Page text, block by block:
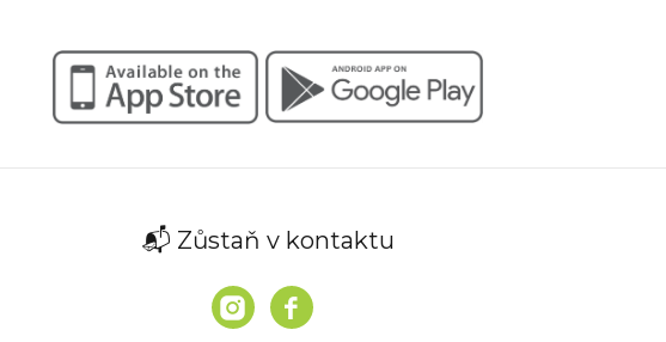
📬 Zůstaň v kontaktu